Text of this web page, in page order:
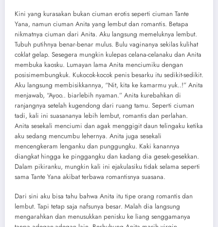
Kini yang kurasakan bukan ciuman erotis seperti ciuman Tante
Yana, namun ciuman Anita yang lembut dan romantis. Betapa
nikmatnya ciuman dari Anita. Aku langsung memeluknya lembut.
Tubuh putihnya benar-benar mulus. Bulu vaginanya sekilas kulihat
coklat gelap. Sesegera mungkin kulepas celana-celanaku dan Anita
membuka kaosku. Lumayan lama Anita menciumiku dengan
posisimembungkuk. Kukocok-kocok penis besarku itu sedikit-sedikit.
Aku langsung membisikkannya, “Nit, kita ke kamarmu yuk..!” Anita
menjawab, “Ayoo.. biarlebih nyaman.” Anita kurebahkan di
ranjangnya setelah kugendong dari ruang tamu. Seperti ciuman
tadi, kali ini suasananya lebih lembut, romantis dan perlahan.
Anita sesekali menciumi dan agak menggigit daun telingaku ketika
aku sedang mencumbu lehernya. Anita juga sesekali
mencengkeram lenganku dan punggungku. Kaki kanannya
diangkat hingga ke pinggangku dan kadang dia gesek-gesekkan.
Dalam pikiranku, mungkin kali ini ejakulasiku tidak selama seperti
sama Tante Yana akibat terbawa romantisnya suasana.
Dari sini aku bisa tahu bahwa Anita itu tipe orang romantis dan
lembut. Tapi tetap saja nafsunya besar. Malah dia langsung
mengarahkan dan menusukkan penisku ke liang senggamanya